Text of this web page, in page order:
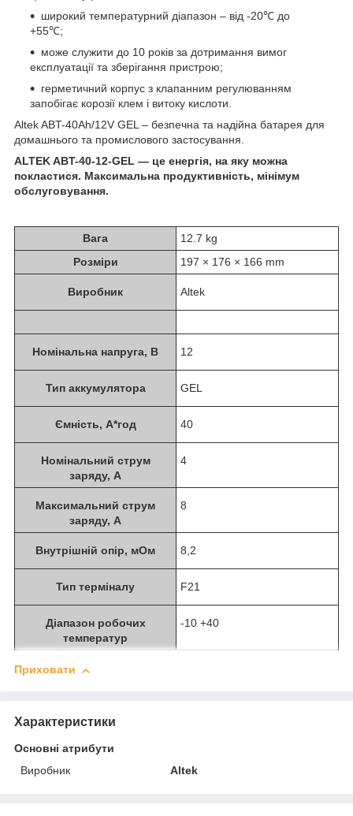
широкий температурний діапазон – від -20℃ до
+55℃;
може служити до 10 років за дотримання вимог
експлуатації та зберігання пристрою;
герметичний корпус з клапанним регулюванням
запобігає корозії клем і витоку кислоти.
Altek ABT-40Аh/12V GEL – безпечна та надійна батарея для
домашнього та промислового застосування.
ALTEK ABT-40-12-GEL — це енергія, на яку можна
покластися. Максимальна продуктивність, мінімум
обслуговування.
Вага
12.7 kg
Розміри
197 × 176 × 166 mm
Виробник Altek
Номінальна напруга, В 12
Тип аккумулятора GEL
Ємність, А*год 40
Номiнальний струм
заряду, А
4
Максимальний струм
заряду, А
8
Внутрішній опір, мОм 8,2
Тип термiналу F21
Діапазон робочих
температур
-10 +40
Приховати
Характеристики
Основні атрибути
Виробник
Altek